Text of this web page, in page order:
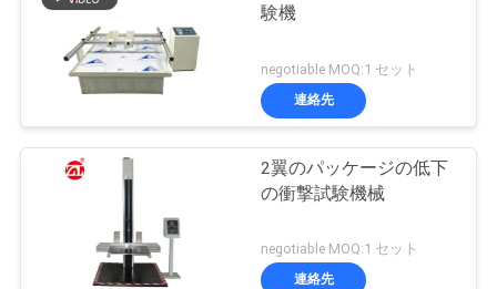
験機
negotiable MOQ:1 セット
連絡先
2翼のパッケージの低下
の衝撃試験機械
negotiable MOQ:1 セット
連絡先